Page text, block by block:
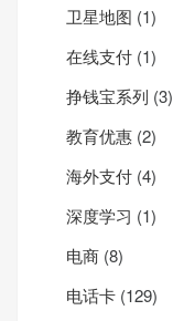
卫星地图 (1)
在线支付 (1)
挣钱宝系列 (3)
教育优惠 (2)
海外支付 (4)
深度学习 (1)
电商 (8)
电话卡 (129)